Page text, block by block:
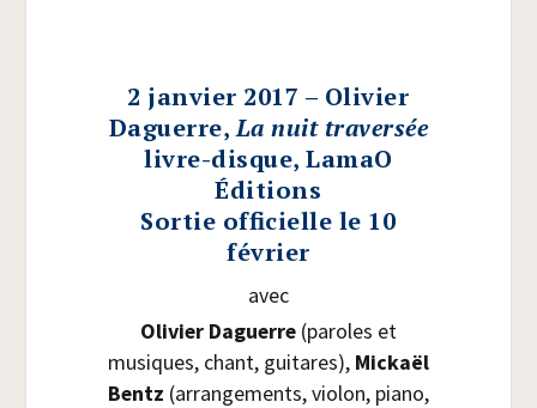
2 janvier 2017 – Olivier
Daguerre,La nuit traversée
livre-disque, LamaO
Éditions
Sortie officielle le 10
février
avec
Oli­vier Daguerre(paroles et
musiques, chant, gui­tares), Mickaël
Bentz (arran­ge­ments, vio­lon, pia­no,